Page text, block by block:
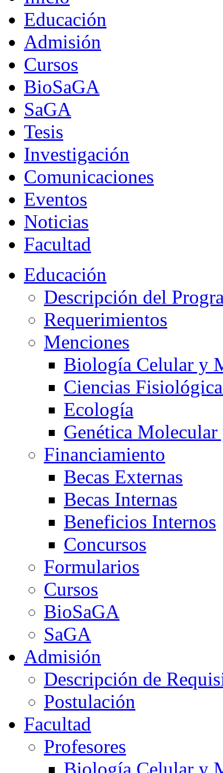
Educación
Admisión
Cursos
BioSaGA
SaGA
Tesis
Investigación
Comunicaciones
Eventos
Noticias
Facultad
Educación
Descripción del
Requerimientos
Menciones
Biología Celular y
Ciencias
Ecología
Genética
Financiamiento
Becas Externas
Becas Internas
Beneficios Internos
Concursos
Formularios
Cursos
BioSaGA
SaGA
Admisión
Descripción de
Postulación
Facultad
Profesores